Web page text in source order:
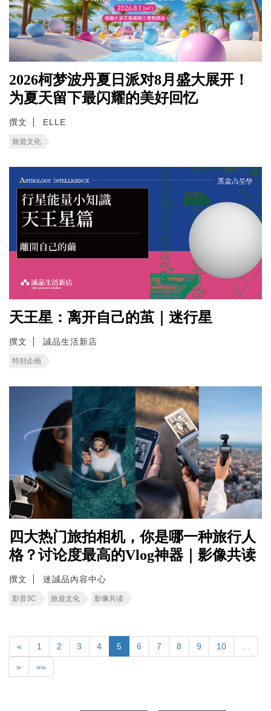
2026柯梦波丹夏日派对8月盛大展开！
为夏天留下最闪耀的美好回忆
撰文 ELLE
旅遊文化
天王星：离开自己的茧｜迷行星
撰文 誠品生活新店
特别企画
四大热门旅拍相机，你是哪一种旅行人
格？讨论度最高的Vlog神器｜影像共读
撰文 迷誠品內容中心
影音3C 旅遊文化 影像共读
« 1 2 3 4 5 6 7 8 9 10
» »»